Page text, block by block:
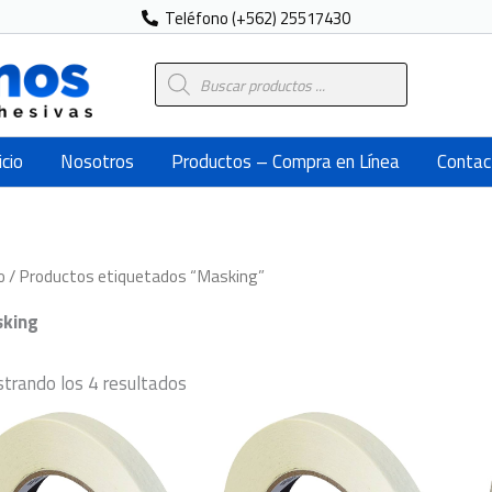
Teléfono (+562) 25517430
Búsqueda
de
Nosotros Productos – Compra en Línea
/ Productos etiquetados “Masking”
los 4 resultados